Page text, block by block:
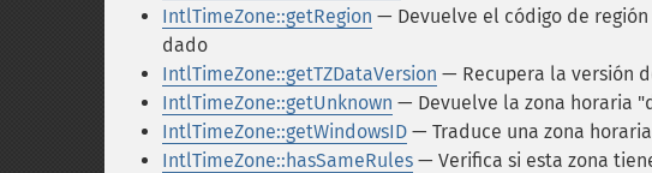
IntlTimeZone::getRegion — Devuelve el código de
dado
IntlTimeZone::getTZDataVersion — Recupera la versión
IntlTimeZone::getUnknown — Devuelve la zona horaria
IntlTimeZone::getWindowsID — Traduce una zona
IntlTimeZone::hasSameRules — Verifica si esta zona